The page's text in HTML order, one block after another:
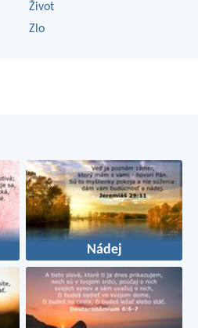
Život
Zlo
Nádej